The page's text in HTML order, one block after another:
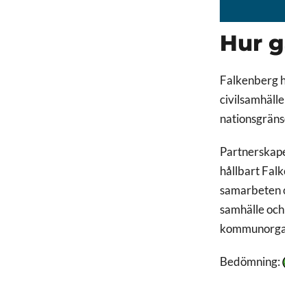
Hur
Falkenberg
hållbart
samarbeten
samhälle
Bedömning: